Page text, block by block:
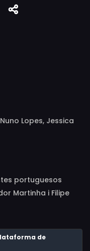
Lopes, Jessica
portuguesos
Martinha i Filipe
escena sense
fan, en un format
a la ficció.
de